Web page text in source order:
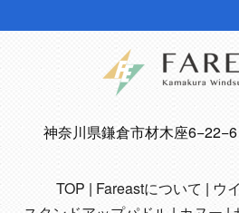
神奈川県鎌倉市材木座6−22−6
TOP Fareastについて
ウ